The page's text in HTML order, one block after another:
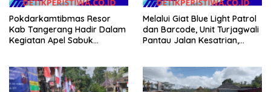
Pokdarkamtibmas Resor
Kab Tangerang Hadir Dalam
Kegiatan Apel Sabuk
Melalui Giat Blue Light Patrol
dan Barcode, Unit Turjagwali
Pantau Jalan Kesatrian,